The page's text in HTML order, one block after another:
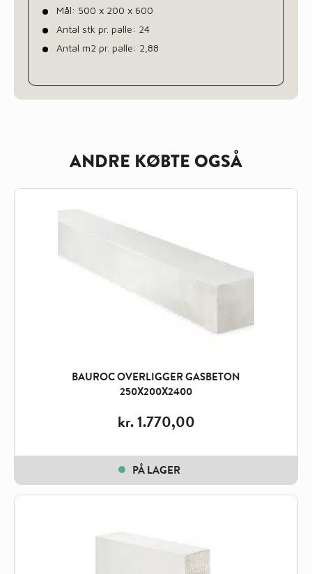
Mål: 500 x 200 x 600
Antal stk pr. palle: 24
Antal m2 pr. palle: 2,88
ANDRE KØBTE OGSÅ
BAUROC OVERLIGGER GASBETON
250X200X2400
kr.1.770,00
PÅ LAGER